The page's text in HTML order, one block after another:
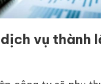
vụ thành